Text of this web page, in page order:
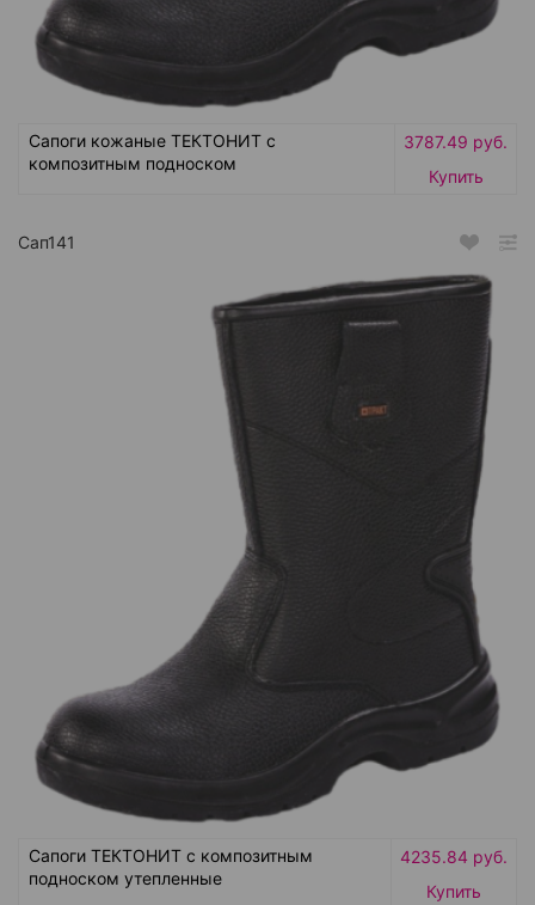
Сапоги кожаные ТЕКТОНИТ с
композитным подноском
3787.49 руб.
Купить
Сап141
Сапоги ТЕКТОНИТ с композитным
подноском утепленные
4235.84 руб.
Купить